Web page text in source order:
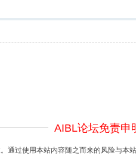
AIBL论坛免责申
通过使用本站内容随之而来的风险与本